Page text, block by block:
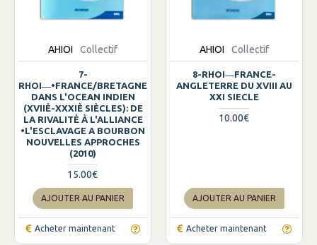
AHIOI Collectif
7-
RHOI―•FRANCE/BRETAGNE
DANS L'OCEAN INDIEN
(XVIIÈ-XXXIÈ SIÈCLES): DE
LA RIVALITÉ À L'ALLIANCE
•L'ESCLAVAGE A BOURBON
NOUVELLES APPROCHES
(2010)
15.00€
AJOUTER AU PANIER
Acheter maintenant
AHIOI Collectif
8-RHOI―FRANCE-
ANGLETERRE DU XVIII AU
XXI SIECLE
10.00€
AJOUTER AU PANIER
Acheter maintenant